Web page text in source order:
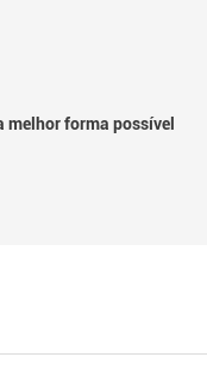
forma possível